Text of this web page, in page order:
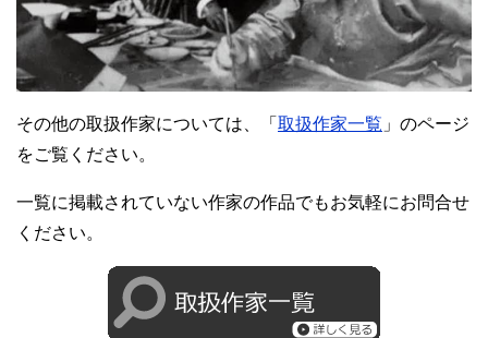
その他の取扱作家については、「 取扱作家一覧 」のページ
をご覧ください。
一覧に掲載されていない作家の作品でもお気軽にお問合せ
ください。